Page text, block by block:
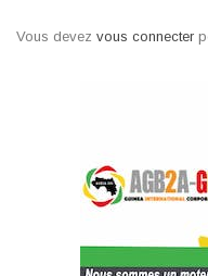
Vous devez vous connecter